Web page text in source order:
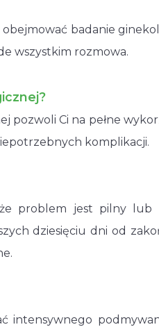
badanie
wszystkim rozmowa.
Ci na pełne
komplikacji.
problem jest pilny lub
dziesięciu dni od
intensywnego